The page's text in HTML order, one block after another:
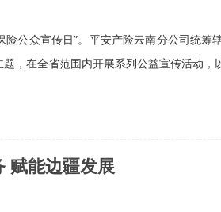
险公众宣传日”。平安产险云南分公司统筹
题，在全省范围内开展系列公益宣传活动，
赋能边疆发展